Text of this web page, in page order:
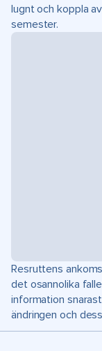
lugnt och koppla
semester.
Resruttens
det osannolika
information
ändringen och